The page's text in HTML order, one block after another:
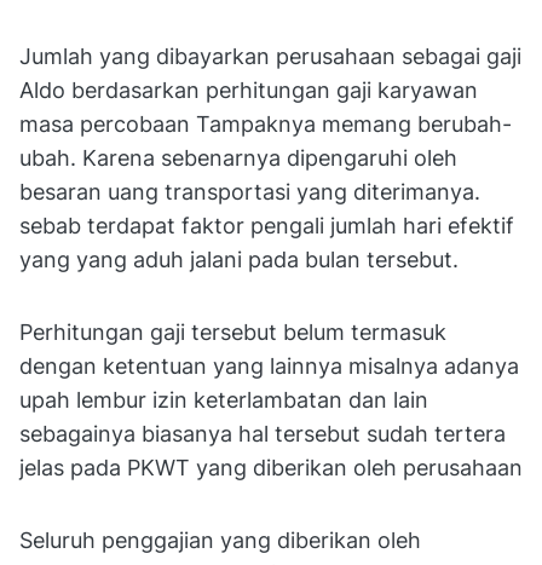
Jumlah yang dibayarkan perusahaan sebagai gaji
Aldo berdasarkan perhitungan gaji karyawan
masa percobaan Tampaknya memang berubah-
ubah. Karena sebenarnya dipengaruhi oleh
besaran uang transportasi yang diterimanya.
sebab terdapat faktor pengali jumlah hari efektif
yang yang aduh jalani pada bulan tersebut.
Perhitungan gaji tersebut belum termasuk
dengan ketentuan yang lainnya misalnya adanya
upah lembur izin keterlambatan dan lain
sebagainya biasanya hal tersebut sudah tertera
jelas pada PKWT yang diberikan oleh perusahaan
Seluruh penggajian yang diberikan oleh